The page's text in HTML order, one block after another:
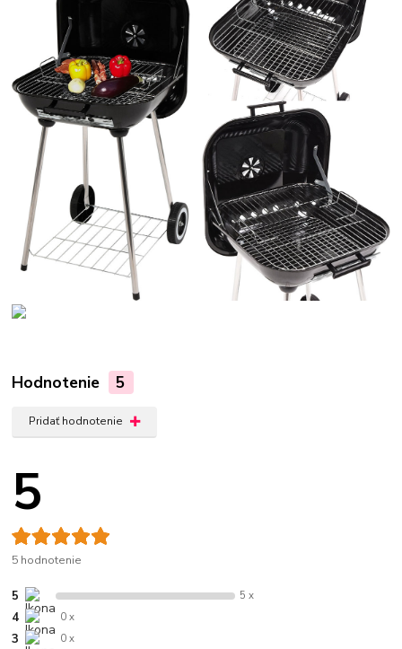
Hodnotenie 5
Pridať hodnotenie
5
5 hodnotenie
5 5 x
4 0 x
3 0 x